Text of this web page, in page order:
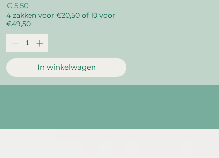
Prijs
€ 5,50
4 zakken voor €20,50 of 10 voor
€49,50
In winkelwagen